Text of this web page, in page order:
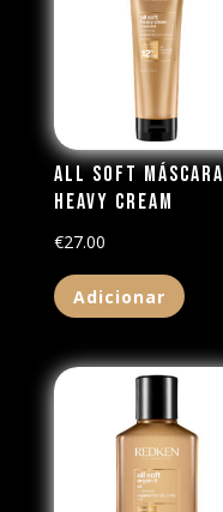
All Soft Máscara
Heavy Cream
€27.00
Adicionar